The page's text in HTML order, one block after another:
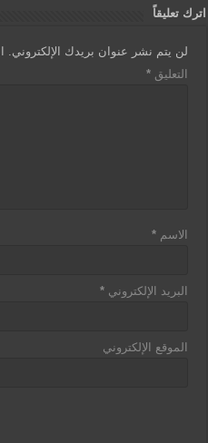
اترك تعليقاً
لن يتم نشر عنوان بريدك الإلكتروني.
التعليق*
الاسم*
البريد الإلكتروني*
الموقع الإلكتروني